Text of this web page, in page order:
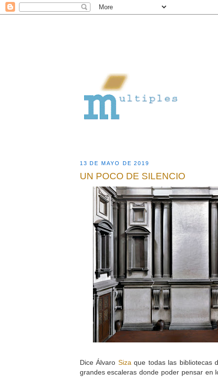
13 DE MAYO DE 2019
UN POCO DE SILENCIO
Dice Álvaro Siza que todas las bibliotecas
grandes escaleras donde poder pensar en